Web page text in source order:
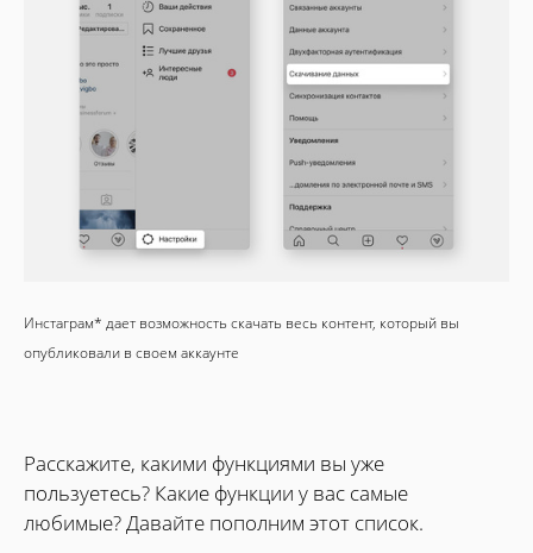
Инстаграм* дает возможность скачать весь контент, который вы
опубликовали в своем аккаунте
Расскажите, какими функциями вы уже
пользуетесь? Какие функции у вас самые
любимые? Давайте пополним этот список.